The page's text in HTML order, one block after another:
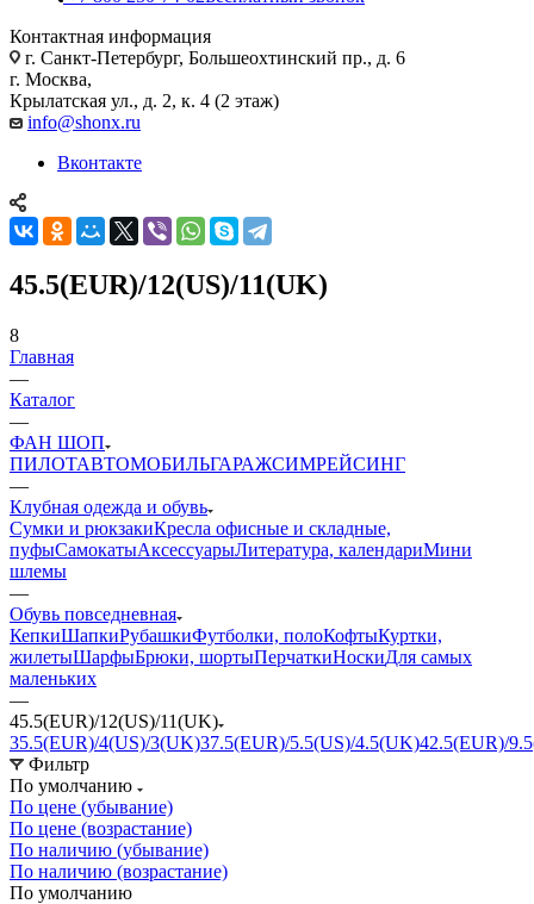
Контактная информация
г. Санкт-Петербург, Большеохтинский пр., д. 6
г. Москва,
Крылатская ул., д. 2, к. 4 (2 этаж)
info@shonx.ru
Вконтакте
45.5(EUR)/12(US)/11(UK)
8
Главная
—
Каталог
—
ФАН ШОП
ПИЛОТАВТОМОБИЛЬГАРАЖСИМРЕЙСИНГ
—
Клубная одежда и обувь
Сумки и рюкзакиКресла офисные и складные,
пуфыСамокатыАксессуарыЛитература, календариМини
шлемы
—
Обувь повседневная
КепкиШапкиРубашкиФутболки, полоКофтыКуртки,
жилетыШарфыБрюки, шортыПерчаткиНоскиДля самых
маленьких
—
45.5(EUR)/12(US)/11(UK)
35.5(EUR)/4(US)/3(UK)37.5(EUR)/5.5(US)/4.5(UK)42.5(EUR)/
Фильтр
По умолчанию
По цене (убывание)
По цене (возрастание)
По наличию (убывание)
По наличию (возрастание)
По умолчанию